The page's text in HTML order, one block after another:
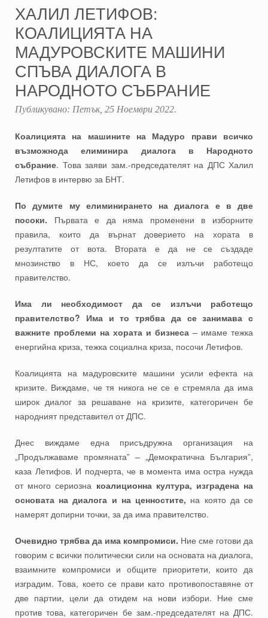
ХАЛИЛ ЛЕТИФОВ:
КОАЛИЦИЯТА НА
МАДУРОВСКИТЕ МАШИНИ
СПЪВА ДИАЛОГА В
НАРОДНОТО СЪБРАНИЕ
Публикувано: Петък, 25 Ноември 2022.
Коалицията на машините на Мадуро прави всичко
възможнода елиминира диалога в Народното
събрание. Това заяви зам.-председателят на ДПС Халил
Летифов в интервю за БНТ.
По думите му елиминирането на диалога е в две
посоки. Първата е да няма променени в изборните
правила, които да върнат доверието на хората в
резултатите от вота. Втората е да не се създаде
мнозинство в НС, което да се излъчи работещо
правителство.
Има ли необходимост да се излъчи работещо
правителство? Има и то трябва да се занимава с
важните проблеми на хората и бизнеса – имаме тежка
енергийна криза, тежка социална криза, посочи Летифов.
Коалицията на мадуровските машини усили ефекта на
кризите. Виждаме, че тя никога не се е стремяла да има
широк диалог за решаване на кризите, категоричен бе
народният представител от ДПС.
Днес виждаме една присъдружна организация на
„Продължаваме промяната” – „Демократична България”,
каза Летифов. И подчерта, че в момента има остра нужда
от много сериозна коалиционна култура, изградена на
основата на диалога и на ценностите, на която да се
намерят допирни точки, за да има правителство.
Очевидно трябва да има компромиси. Ние сме готови да
говорим с всички политически сили на основата на диалога,
взаимните компромиси и общите приоритети, които да
изградим. Това, което се прави като противопоставяне от
две партии, цели да отидем на нови избори. Ние сме
против това, категоричен бе зам.-председателят на ДПС.